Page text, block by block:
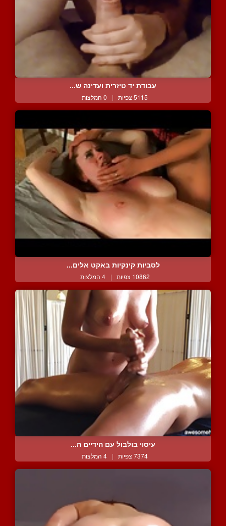
עבודת יד טיזרית ועדינה ש...
5115 צפיות | 0 המלצות
לסביות קינקיות באקט אלים...
10862 צפיות | 4 המלצות
עיסוי בולבול עם הידיים ה...
7374 צפיות | 4 המלצות